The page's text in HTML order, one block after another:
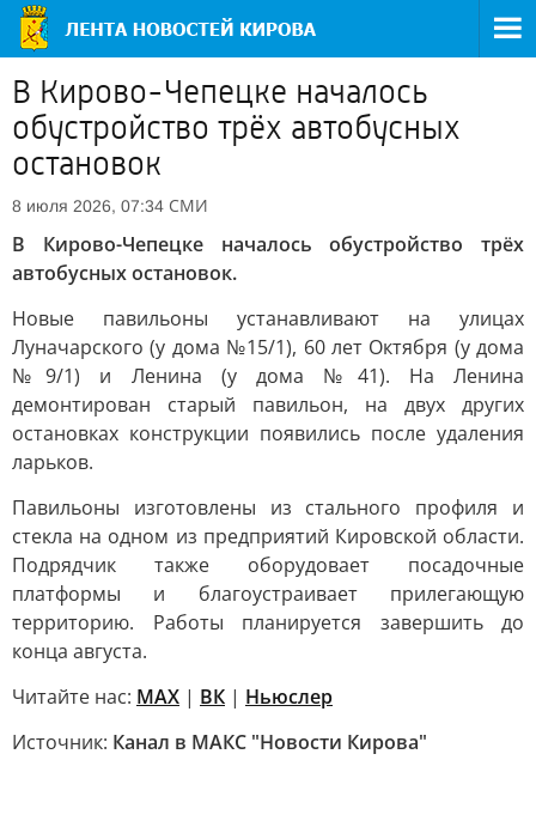
В Кирово-Чепецке началось
обустройство трёх автобусных
остановок
8 июля 2026, 07:34 СМИ
В Кирово-Чепецке началось обустройство трёх
автобусных остановок.
Новые павильоны устанавливают на улицах
Луначарского (у дома №15/1), 60 лет Октября (у дома
№9/1) и Ленина (у дома №41). На Ленина
демонтирован старый павильон, на двух других
остановках конструкции появились после удаления
ларьков.
Павильоны изготовлены из стального профиля и
стекла на одном из предприятий Кировской области.
Подрядчик также оборудовает посадочные
платформы и благоустраивает прилегающую
территорию. Работы планируется завершить до
конца августа.
Читайте нас: MAX | ВК | Ньюслер
Источник: Канал в МАКС "Новости Кирова"